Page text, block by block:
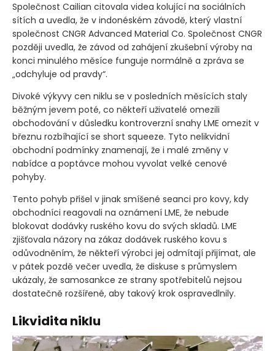
Společnost Cailian citovala videa kolující na sociálních
sítích a uvedla, že v indonéském závodě, který vlastní
společnost CNGR Advanced Material Co. Společnost CNGR
později uvedla, že závod od zahájení zkušební výroby na
konci minulého měsíce funguje normálně a zpráva se
„odchyluje od pravdy“.
Divoké výkyvy cen niklu se v posledních měsících staly
běžným jevem poté, co někteří uživatelé omezili
obchodování v důsledku kontroverzní snahy LME omezit v
březnu rozbíhající se short squeeze. Tyto nelikvidní
obchodní podmínky znamenají, že i malé změny v
nabídce a poptávce mohou vyvolat velké cenové
pohyby.
Tento pohyb přišel v jinak smíšené seanci pro kovy, kdy
obchodníci reagovali na oznámení LME, že nebude
blokovat dodávky ruského kovu do svých skladů. LME
zjišťovala názory na zákaz dodávek ruského kovu s
odůvodněním, že někteří výrobci jej odmítají přijímat, ale
v pátek pozdě večer uvedla, že diskuse s průmyslem
ukázaly, že samosankce ze strany spotřebitelů nejsou
dostatečně rozšířené, aby takový krok ospravedlnily.
Likvidita niklu